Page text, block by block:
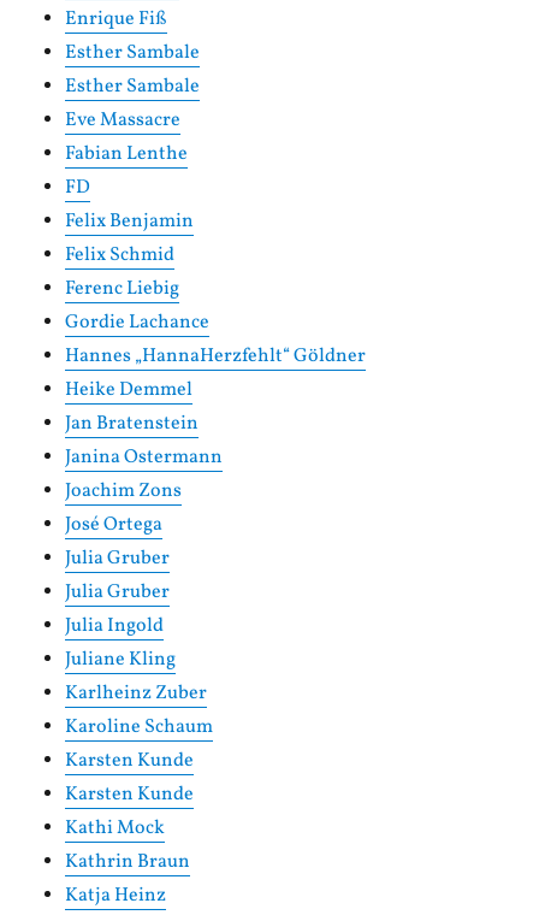
Enrique Fiß
Esther Sambale
Esther Sambale
Eve Massacre
Fabian Lenthe
FD
Felix Benjamin
Felix Schmid
Ferenc Liebig
Gordie Lachance
Hannes „HannaHerzfehlt“ Göldner
Heike Demmel
Jan Bratenstein
Janina Ostermann
Joachim Zons
José Ortega
Julia Gruber
Julia Gruber
Julia Ingold
Juliane Kling
Karlheinz Zuber
Karoline Schaum
Karsten Kunde
Karsten Kunde
Kathi Mock
Kathrin Braun
Katja Heinz